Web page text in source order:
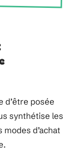
d’être posée
synthétise les
d’achat